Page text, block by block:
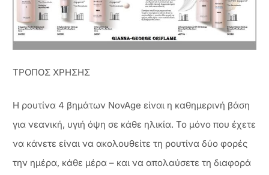
ΤΡΟΠΟΣ ΧΡΗΣΗΣ
Η ρουτίνα 4 βημάτων NovAge είναι η καθημερινή βάση
για νεανική, υγιή όψη σε κάθε ηλικία. Το μόνο που έχετε
να κάνετε είναι να ακολουθείτε τη ρουτίνα δύο φορές
την ημέρα, κάθε μέρα – και να απολαύσετε τη διαφορά